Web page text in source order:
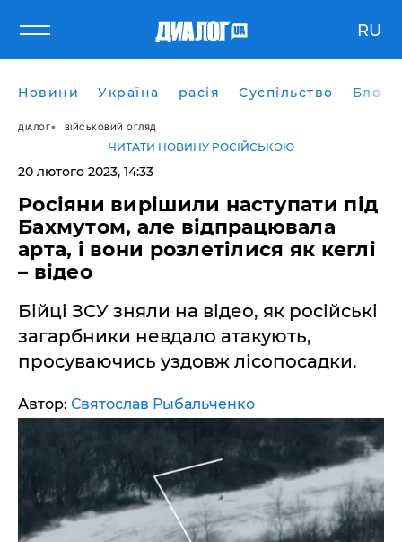
RU
Новини Україна расія Суспільство Блоги
ДІАЛОГ ВІЙСЬКОВИЙ ОГЛЯД
ЧИТАТИ НОВИНУ РОСІЙСЬКОЮ
20 лютого 2023, 14:33
Росіяни вирішили наступати під
Бахмутом, але відпрацювала
арта, і вони розлетілися як кеглі
– відео
Бійці ЗСУ зняли на відео, як російські
загарбники невдало атакують,
просуваючись уздовж лісопосадки.
Автор: Святослав Рыбальченко